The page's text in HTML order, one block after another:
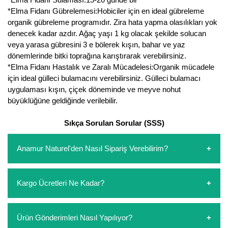
*Elma Fidanı Gübrelemesi:Hobiciler için en ideal gübreleme
organik gübreleme programıdır. Zira hata yapma olasılıkları yok
denecek kadar azdır. Ağaç yaşı 1 kg olacak şekilde solucan
veya yarasa gübresini 3 e bölerek kışın, bahar ve yaz
dönemlerinde bitki toprağına karıştırarak verebilirsiniz.
*Elma Fidanı Hastalık ve Zaralı Mücadelesi:Organik mücadele
için ideal gülleci bulamacını verebilirsiniz. Gülleci bulamacı
uygulaması kışın, çiçek döneminde ve meyve nohut
büyüklüğüne geldiğinde verilebilir.
Sıkça Sorulan Sorular (SSS)
Anamur Naturel'den Nasıl Sipariş Verebilirim?
oluşturarak,iletişim numaralarımızdan bizi arayarak veya
whatsapp hattımızdan bizlere isteklerinizi yazarak sipariş
ödemelerini sipariş verdikten sonra havale/eft veya sipariş
Kargo Ücretleri Ne Kadar?
etmeyin diye 1500 lira ve üzerindeki siparişlerinizde
Ürün Gönderimleri Nasıl Yapılıyor?
Yaban Mersini Fidanı